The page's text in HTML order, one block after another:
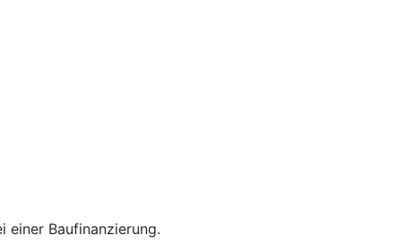
einer Baufinanzierung.